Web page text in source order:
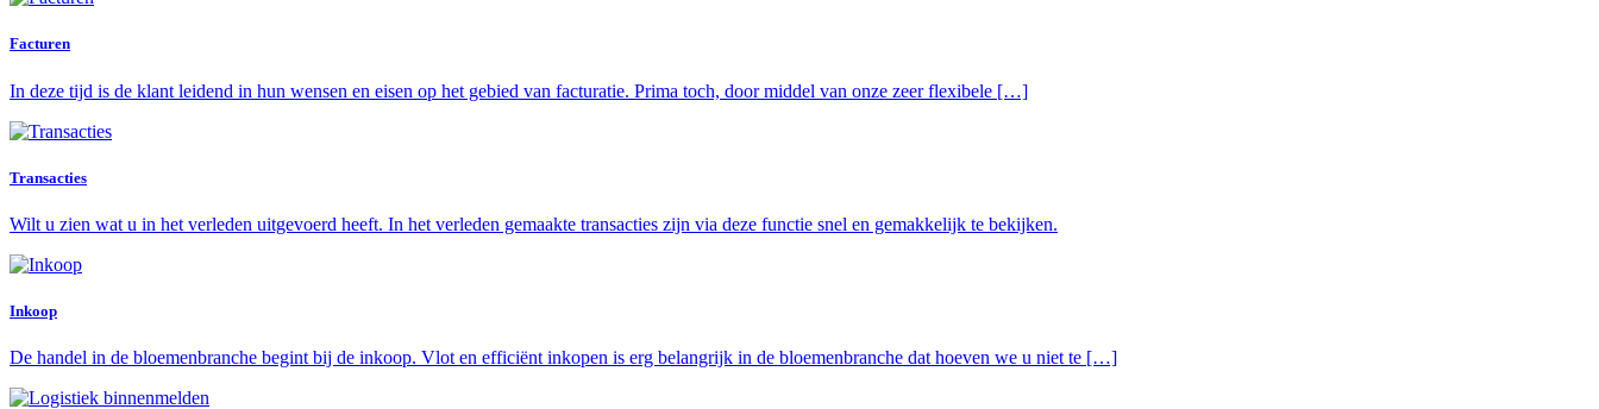
Facturen
In deze tijd is de klant leidend in hun wensen en eisen op het gebied van facturatie. Prima toch, door middel van onze zeer flexibele […]
Transacties
Wilt u zien wat u in het verleden uitgevoerd heeft. In het verleden gemaakte transacties zijn via deze functie snel en gemakkelijk te bekijken.
Inkoop
De handel in de bloemenbranche begint bij de inkoop. Vlot en efficiënt inkopen is erg belangrijk in de bloemenbranche dat hoeven we u niet te […]